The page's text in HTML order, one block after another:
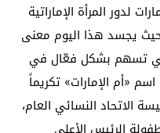
لدور المرأة الإماراتية
حيث يجسد هذا اليوم معنى
التي تسهم بشكل فعّال في
«أم الإمارات» تكريماً
الاتحاد النسائي العام،